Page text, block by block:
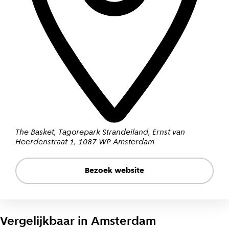
The Basket, Tagorepark Strandeiland, Ernst van
Heerdenstraat 1, 1087 WP Amsterdam
Bezoek website
Vergelijkbaar in Amsterdam